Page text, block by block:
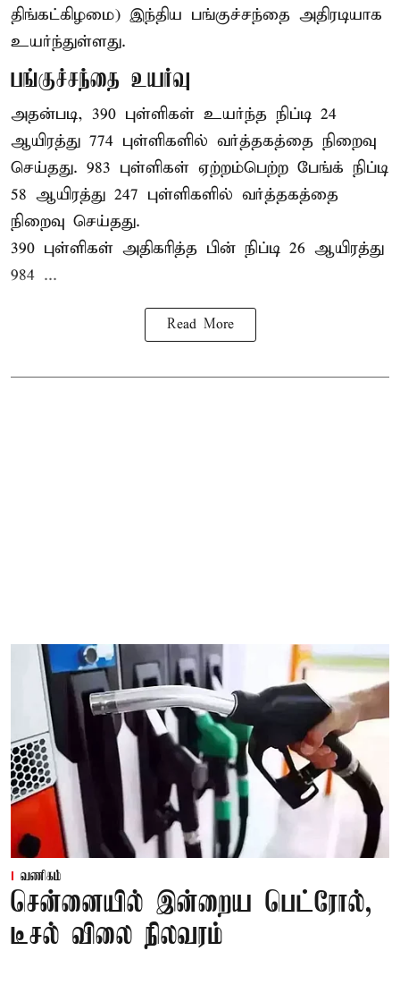
திங்கட்கிழமை) இந்திய பங்குச்சந்தை அதிரடியாக
உயர்ந்துள்ளது.
பங்குச்சந்தை உயர்வு
அதன்படி, 390 புள்ளிகள் உயர்ந்த நிப்டி 24
ஆயிரத்து 774 புள்ளிகளில் வர்த்தகத்தை நிறைவு
செய்தது. 983 புள்ளிகள் ஏற்றம்பெற்ற பேங்க் நிப்டி
58 ஆயிரத்து 247 புள்ளிகளில் வர்த்தகத்தை
நிறைவு செய்தது.
390 புள்ளிகள் அதிகரித்த பின் நிப்டி 26 ஆயிரத்து
984 ...
Read More
வணிகம்
சென்னையில் இன்றைய பெட்ரோல்,
டீசல் விலை நிலவரம்